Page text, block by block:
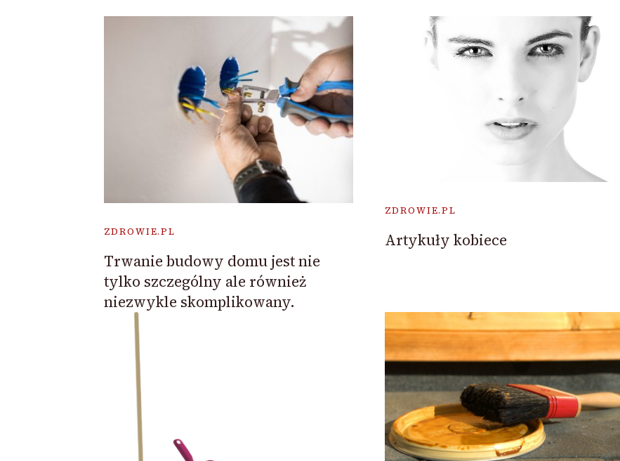
ZDROWIE.PL
Trwanie budowy domu jest nie
tylko szczególny ale również
niezwykle skomplikowany.
ZDROWIE.PL
Artykuły kobiece